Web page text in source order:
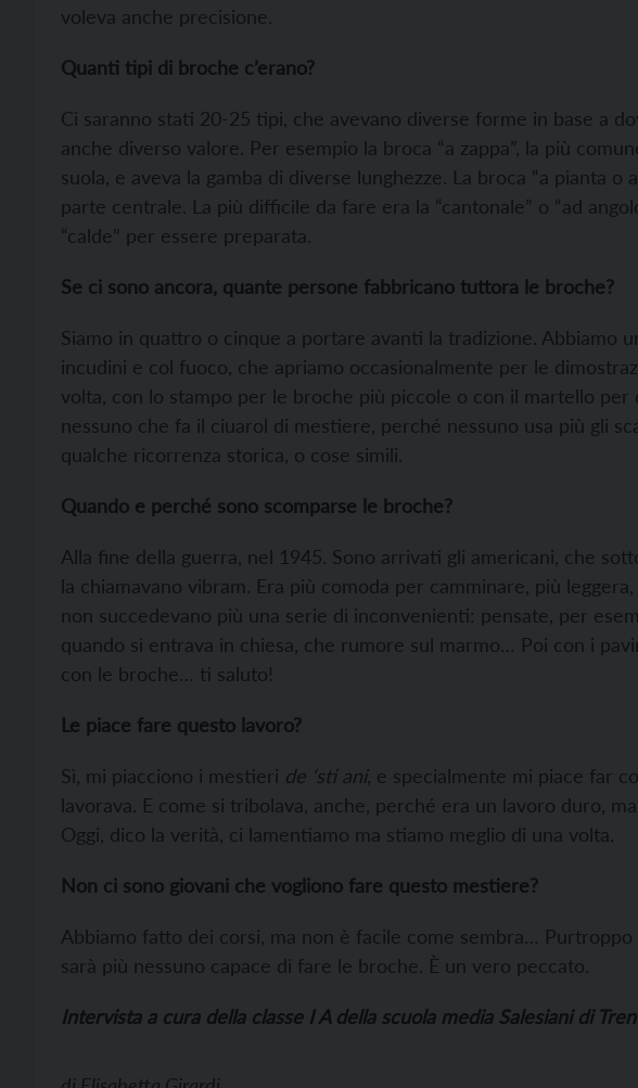
voleva anche precisione.
Quanti tipi di broche c’erano?
Ci saranno stati 20-25 tipi, che avevano diverse forme in base a
anche diverso valore. Per esempio la broca “a zappa”, la più
suola, e aveva la gamba di diverse lunghezze. La broca “a pianta o
parte centrale. La più difficile da fare era la “cantonale” o “ad
“calde” per essere preparata.
Se ci sono ancora, quante persone fabbricano tuttora le broche?
Siamo in quattro o cinque a portare avanti la tradizione. Abbiamo
incudini e col fuoco, che apriamo occasionalmente per le
volta, con lo stampo per le broche più piccole o con il martello per
nessuno che fa il ciuarol di mestiere, perché nessuno usa più gli
qualche ricorrenza storica, o cose simili.
Quando e perché sono scomparse le broche?
Alla fine della guerra, nel 1945. Sono arrivati gli americani, che
la chiamavano vibram. Era più comoda per camminare, più
non succedevano più una serie di inconvenienti: pensate, per
quando si entrava in chiesa, che rumore sul marmo… Poi con i
con le broche… ti saluto!
Le piace fare questo lavoro?
Sì, mi piacciono i mestieri de ‘sti ani, e specialmente mi piace far
lavorava. E come si tribolava, anche, perché era un lavoro duro,
Oggi, dico la verità, ci lamentiamo ma stiamo meglio di una volta.
Non ci sono giovani che vogliono fare questo mestiere?
Abbiamo fatto dei corsi, ma non è facile come sembra…
sarà più nessuno capace di fare le broche. È un vero peccato.
Intervista a cura della classe I A della scuola media Salesiani di